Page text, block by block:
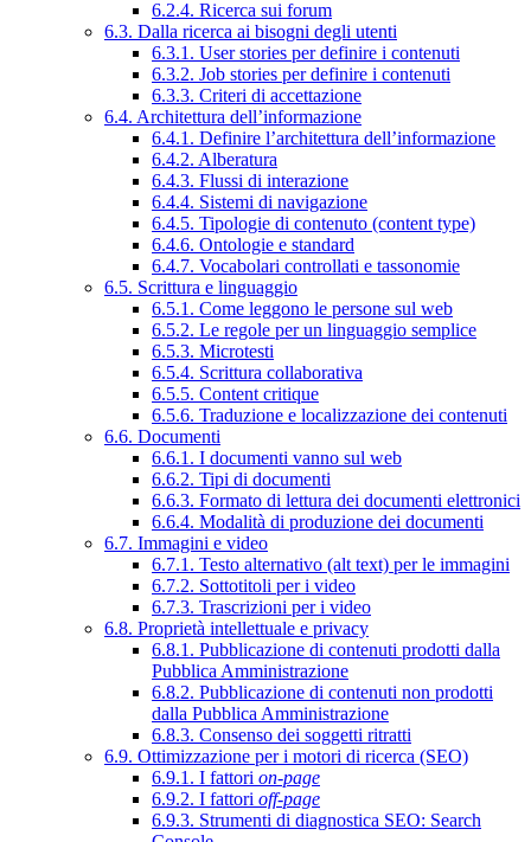
6.2.4. Ricerca sui forum
6.3. Dalla ricerca ai bisogni degli utenti
6.3.1. User stories per definire i contenuti
6.3.2. Job stories per definire i contenuti
6.3.3. Criteri di accettazione
6.4. Architettura dell’informazione
6.4.1. Definire l’architettura dell’informazione
6.4.2. Alberatura
6.4.3. Flussi di interazione
6.4.4. Sistemi di navigazione
6.4.5. Tipologie di contenuto (content type)
6.4.6. Ontologie e standard
6.4.7. Vocabolari controllati e tassonomie
6.5. Scrittura e linguaggio
6.5.1. Come leggono le persone sul web
6.5.2. Le regole per un linguaggio semplice
6.5.3. Microtesti
6.5.4. Scrittura collaborativa
6.5.5. Content critique
6.5.6. Traduzione e localizzazione dei contenuti
6.6. Documenti
6.6.1. I documenti vanno sul web
6.6.2. Tipi di documenti
6.6.3. Formato di lettura dei documenti elettronici
6.6.4. Modalità di produzione dei documenti
6.7. Immagini e video
6.7.1. Testo alternativo (alt text) per le immagini
6.7.2. Sottotitoli per i video
6.7.3. Trascrizioni per i video
6.8. Proprietà intellettuale e privacy
6.8.1. Pubblicazione di contenuti prodotti dalla
Pubblica Amministrazione
6.8.2. Pubblicazione di contenuti non prodotti
dalla Pubblica Amministrazione
6.8.3. Consenso dei soggetti ritratti
6.9. Ottimizzazione per i motori di ricerca (SEO)
6.9.1. I fattori on-page
6.9.2. I fattori off-page
6.9.3. Strumenti di diagnostica SEO: Search